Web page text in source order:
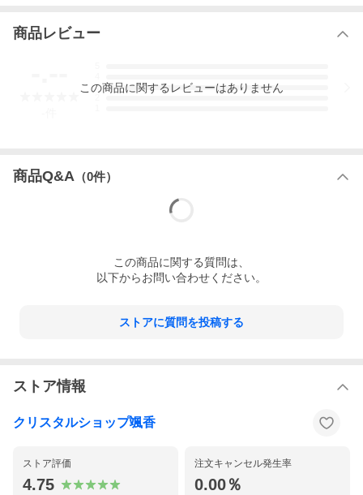
商品レビュー
3
この商品に関するレビューはありません
商品Q&A （0件）
この商品に関する質問は、
以下からお問い合わせください。
ストアに質問を投稿する
ストア情報
クリスタルショップ颯香
ストア評価
4.75
注文キャンセル発生率
0.00％